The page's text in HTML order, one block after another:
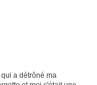
a détrôné ma